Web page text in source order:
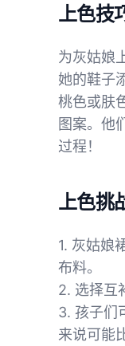
上色技
为灰姑娘
她的鞋子
桃色或肤
图案。他
过程！
上色挑
1. 灰姑娘
布料。
2. 选择互
3. 孩子们
来说可能